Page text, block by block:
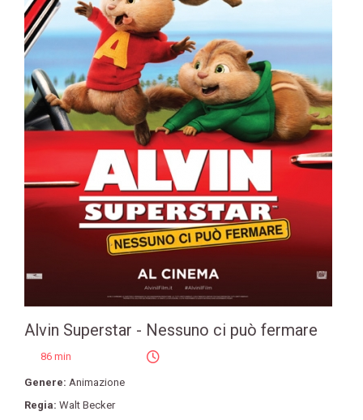
Alvin Superstar - Nessuno ci può fermare
86 min
Genere: Animazione
Regia: Walt Becker